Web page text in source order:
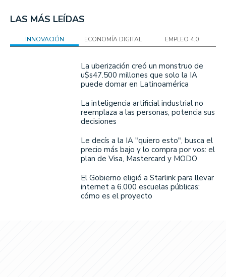
LAS MÁS LEÍDAS
INNOVACIÓN ECONOMÍA DIGITAL EMPLEO 4.0
La uberización creó un monstruo de
u$s47.500 millones que solo la IA
puede domar en Latinoamérica
La inteligencia artificial industrial no
reemplaza a las personas, potencia sus
decisiones
Le decís a la IA "quiero esto", busca el
precio más bajo y lo compra por vos: el
plan de Visa, Mastercard y MODO
El Gobierno eligió a Starlink para llevar
internet a 6.000 escuelas públicas:
cómo es el proyecto